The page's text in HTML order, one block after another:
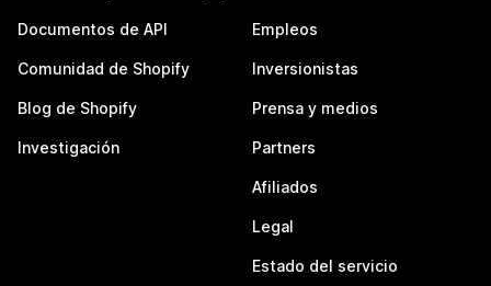
Documentos de API
Comunidad de Shopify
Blog de Shopify
Investigación
Empleos
Inversionistas
Prensa y medios
Partners
Afiliados
Legal
Estado del servicio